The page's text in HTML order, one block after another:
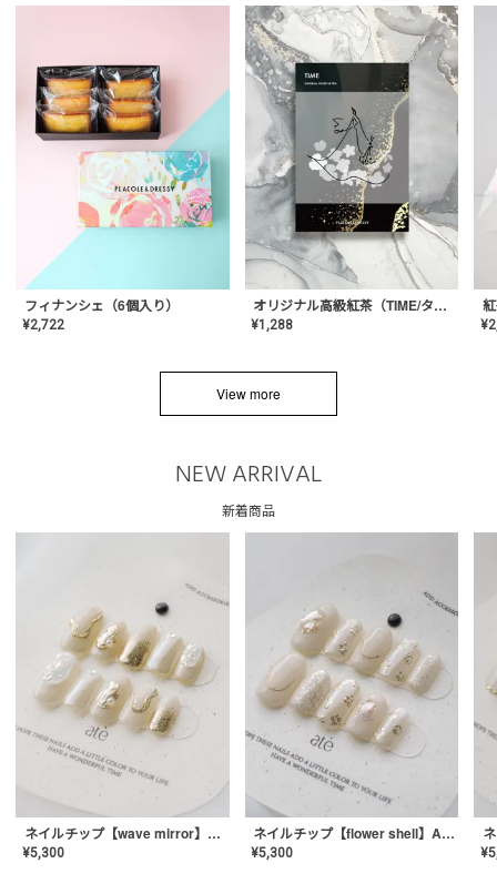
フィナンシェ（6個入り）
¥2,722
オリジナル高級紅茶（TIME/タイム）【ギフト/プチギフト/プレゼント/内祝い/結婚式/オリジナル配合/高品質/ハーブティー/茶葉/記念日/お返し/手土産/美容/おしゃれ】
¥1,288 ¥
View more
NEW ARRIVAL
新着商品
ネイルチップ【wave mirror】AE-CONA-04
¥5,300
ネイルチップ【flower shell】AE-CONA-03
¥5,300 ¥